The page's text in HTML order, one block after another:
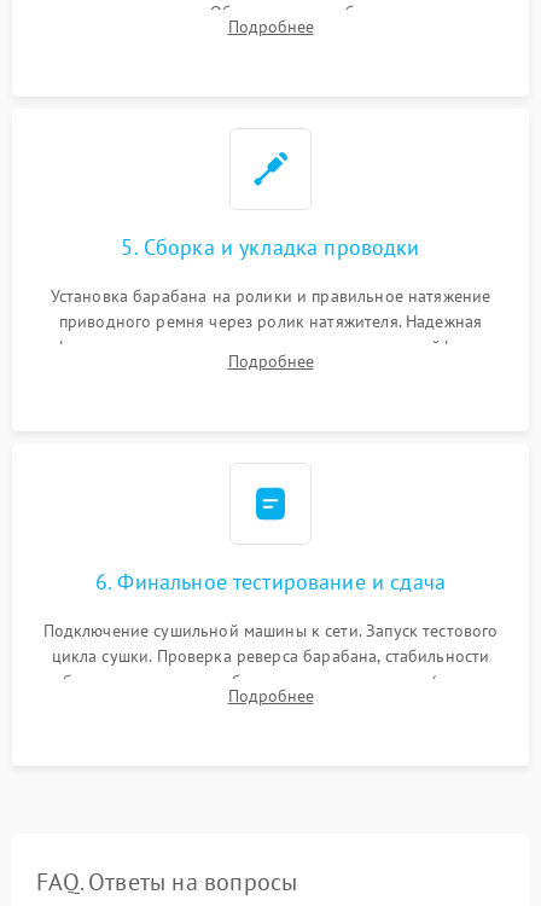
термодатчиков. Обязательная глубокая очистка
конденсатора, крыльчатки вентилятора и воздуховодов от
Подробнее
5. Сборка и укладка проводки
Установка барабана на ролики и правильное натяжение
приводного ремня через ролик натяжителя. Надежная
фиксация всех узлов, подключение клемм и шлейфов к
модулю управления. Монтаж корпусных панелей, люка и
Подробнее
6. Финальное тестирование и сдача
Подключение сушильной машины к сети. Запуск тестового
цикла сушки. Проверка реверса барабана, стабильности
набора температуры, работы дренажного насоса (откачка
конденсата) и отсутствия посторонних скрипов, стуков или
Подробнее
FAQ. Ответы на вопросы